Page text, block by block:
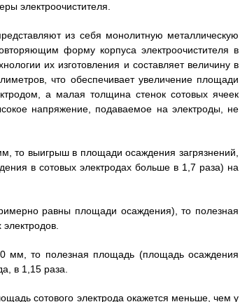
электроочистителя.
из себя монолитную металлическую
форму корпуса электроочистителя в
их изготовления и составляет величину в
что обеспечивает увеличение площади
а малая толщина стенок сотовых ячеек
напряжение, подаваемое на электроды, не
то выигрыш в площади осаждения загрязнений,
в сотовых электродах больше в 1,7 раза) на
равны площади осаждения), то полезная
мм, то полезная площадь (площадь осаждения
в 1,15 раза.
сотового электрода окажется меньше, чем у